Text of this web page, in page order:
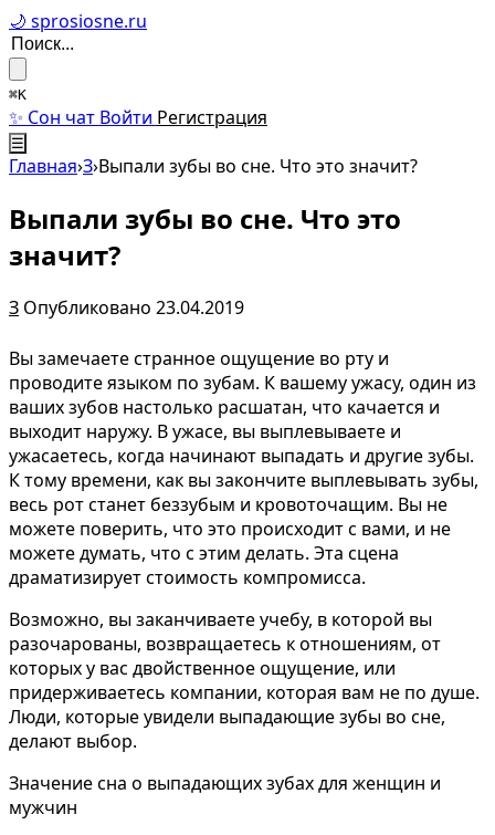
🌙 sprosiosne.ru
⌘K
✨ Сон чат Войти Регистрация
☰
Главная›З›Выпали зубы во сне. Что это значит?
Выпали зубы во сне. Что это
значит?
З Опубликовано 23.04.2019
Вы замечаете странное ощущение во рту и
проводите языком по зубам. К вашему ужасу, один из
ваших зубов настолько расшатан, что качается и
выходит наружу. В ужасе, вы выплевываете и
ужасаетесь, когда начинают выпадать и другие зубы.
К тому времени, как вы закончите выплевывать зубы,
весь рот станет беззубым и кровоточащим. Вы не
можете поверить, что это происходит с вами, и не
можете думать, что с этим делать. Эта сцена
драматизирует стоимость компромисса.
Возможно, вы заканчиваете учебу, в которой вы
разочарованы, возвращаетесь к отношениям, от
которых у вас двойственное ощущение, или
придерживаетесь компании, которая вам не по душе.
Люди, которые увидели выпадающие зубы во сне,
делают выбор.
Значение сна о выпадающих зубах для женщин и
мужчин